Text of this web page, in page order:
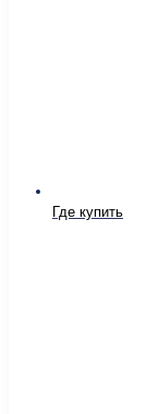
Где купить